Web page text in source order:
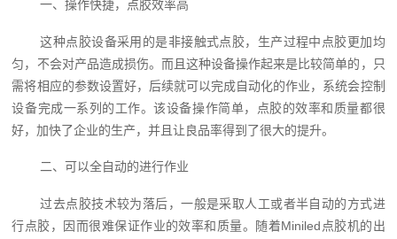
一、操作快捷，点胶效率高
这种点胶设备采用的是非接触式点胶，生产过程中点胶更加均
匀，不会对产品造成损伤。而且这种设备操作起来是比较简单的，只
需将相应的参数设置好，后续就可以完成自动化的作业，系统会控制
设备完成一系列的工作。该设备操作简单，点胶的效率和质量都很
好，加快了企业的生产，并且让良品率得到了很大的提升。
二、可以全自动的进行作业
过去点胶技术较为落后，一般是采取人工或者半自动的方式进
行点胶，因而很难保证作业的效率和质量。随着Miniled点胶机的出